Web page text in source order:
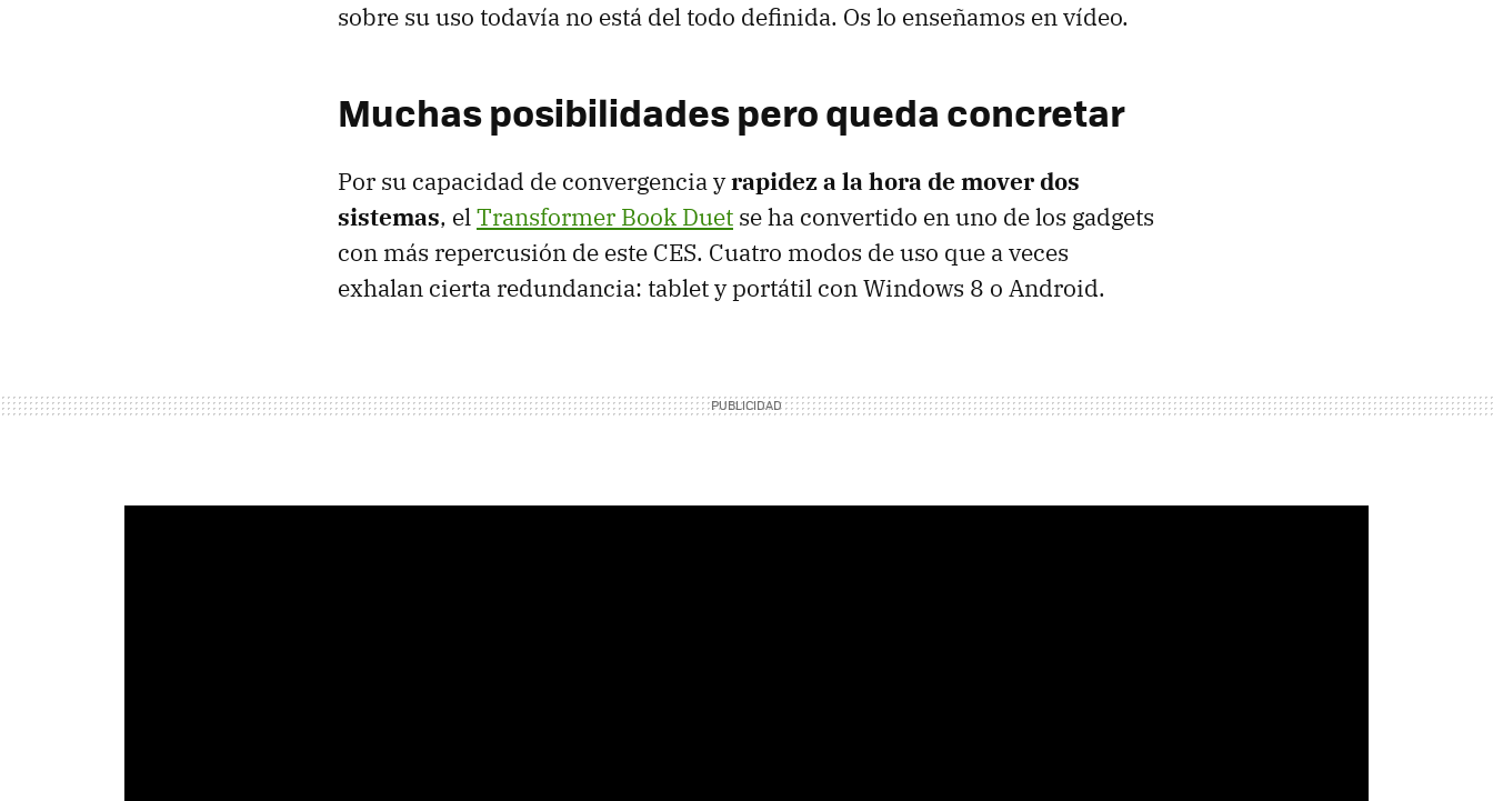
sobre su uso todavía no está del todo definida. Os lo enseñamos en vídeo.
Muchas posibilidades pero queda concretar
Por su capacidad de convergencia yrapidez a la hora de mover dos
sistemas, elTransformer Book Duet se ha convertido en uno de los gadgets
con más repercusión de este CES. Cuatro modos de uso que a veces
exhalan cierta redundancia: tablet y portátil con Windows 8 o Android.